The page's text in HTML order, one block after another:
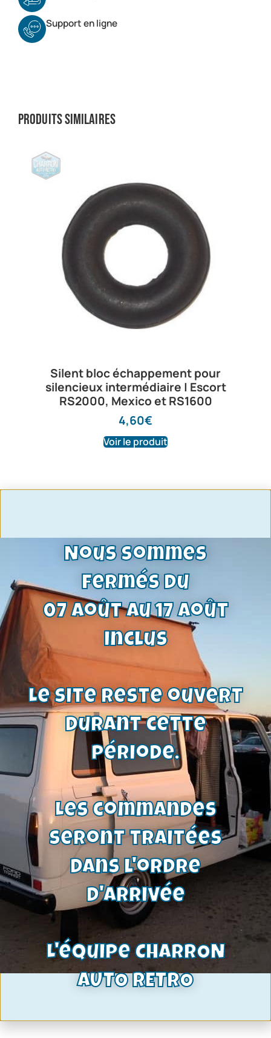
Support en ligne
Produits similaires
Silent bloc échappement pour
silencieux intermédiaire | Escort
RS2000, Mexico et RS1600
4,60€
Voir le produit
Goujon collecteurs admission et
echappement moteur Kent , Valencia
et Essex | Filetage UNF
€
Voir le produit
Nous sommes
fermés du
07 août au 17 août
inclus
Le site reste ouvert
durant cette
période.
Les commandes
seront traitées
dans l'ordre
d'arrivée
L'équipe CHARRON
AUTO RETRO